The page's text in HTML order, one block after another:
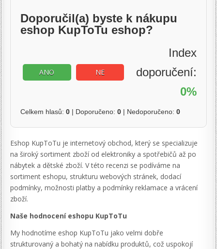
Doporučil(a) byste k nákupu
eshop KupToTu eshop?
ANO NE
Index
doporučení:
0%
Celkem hlasů:0 | Doporučeno:0 | Nedoporučeno:0
Eshop KupToTu je internetový obchod, který se specializuje
na široký sortiment zboží od elektroniky a spotřebičů až po
nábytek a dětské zboží. V této recenzi se podíváme na
sortiment eshopu, strukturu webových stránek, dodací
podmínky, možnosti platby a podmínky reklamace a vrácení
zboží.
Naše hodnocení eshopu KupToTu
My hodnotíme eshop KupToTu jako velmi dobře
strukturovaný a bohatý na nabídku produktů, což uspokojí